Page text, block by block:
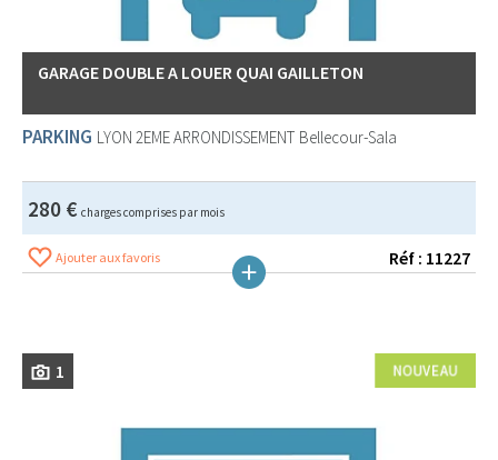
GARAGE DOUBLE A LOUER QUAI GAILLETON
PARKING LYON 2EME ARRONDISSEMENT Bellecour-Sala
280 € charges comprises par mois
Ajouter aux favoris Réf : 11227
1